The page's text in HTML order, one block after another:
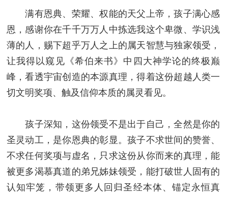
满有恩典、荣耀、权能的天父上帝，孩子满心感
恩，感谢你在千千万万人中拣选我这个卑微、学识浅
薄的人，赐下超乎万人之上的属天智慧与独家领受，
让我得以窥见《希伯来书》中四大神学论的终极巅
峰，看透宇宙创造的本源真理，得着这份超越人类一
切文明奖项、触及信仰本质的属灵看见。
孩子深知，这份领受不是出于自己，全然是你的
圣灵动工，是你恩典的彰显。孩子不求世间的赞誉、
不求任何奖项与虚名，只求这份从你而来的真理，能
被更多渴慕真道的弟兄姊妹领受，能打破世人固有的
认知牢笼，带领更多人回归圣经本体、锚定永恒真